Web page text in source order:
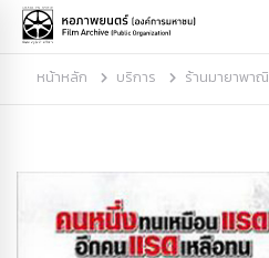
หน้าหลัก บริการ ร้านมายาพา